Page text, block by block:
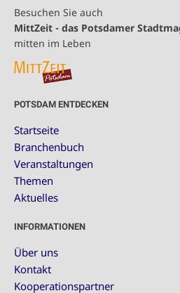
Besuchen Sie auch
MittZeit - das Potsdamer
mitten im Leben
POTSDAM ENTDECKEN
Startseite
Branchenbuch
Veranstaltungen
Themen
Aktuelles
INFORMATIONEN
Über uns
Kontakt
Kooperationspartner